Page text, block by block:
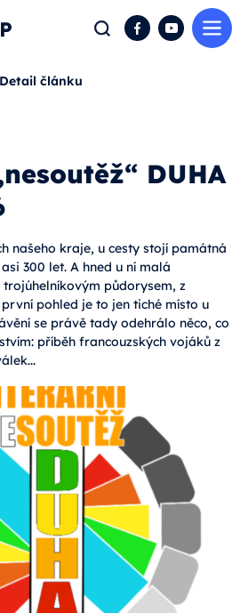
Hledat FacebookYouTube
Detail článku
DUHA
našeho kraje, u cesty stojí památná
300 let. A hned u ní malá
půdorysem, z
pohled je to jen tiché místo u
se právě tady odehrálo něco, co
příběh francouzských vojáků z